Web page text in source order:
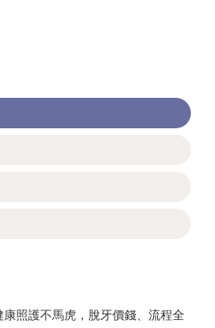
照護不馬虎，脫牙價錢、流程全